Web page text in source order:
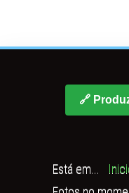
🔗
Está em...